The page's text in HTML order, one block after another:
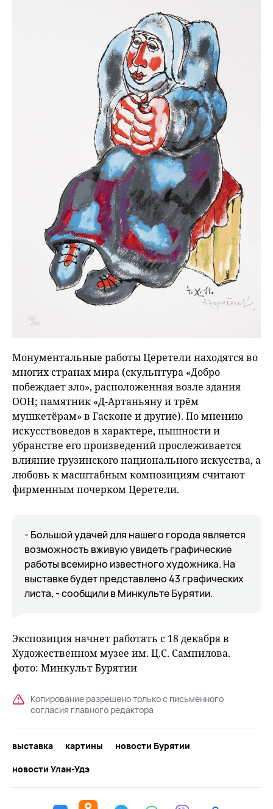
Монументальные работы Церетели находятся во
многих странах мира (скульптура «Добро
побеждает зло», расположенная возле здания
ООН; памятник «Д-Артаньяну и трём
мушкетёрам» в Гасконе и другие). По мнению
искусствоведов в характере, пышности и
убранстве его произведений прослеживается
влияние грузинского национального искусства, а
любовь к масштабным композициям считают
фирменным почерком Церетели.
- Большой удачей для нашего города является
возможность вживую увидеть графические
работы всемирно известного художника. На
выставке будет представлено 43 графических
листа, - сообщили в Минкульте Бурятии.
Экспозиция начнет работать с 18 декабря в
Художественном музее им. Ц.С. Сампилова.
фото: Минкульт Бурятии
Копирование разрешено только с письменного
согласия главного редактора
выставка картины
новости Бурятии
новости Улан-Удэ